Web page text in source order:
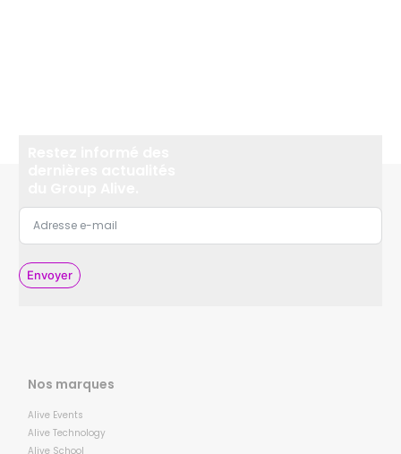
Envoyer
Nos marques
Alive Events
Alive Technology
Alive School